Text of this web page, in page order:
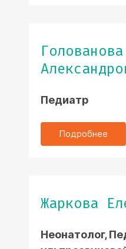
Педиатр
Подробнее
Жаркова
Неонатолог,